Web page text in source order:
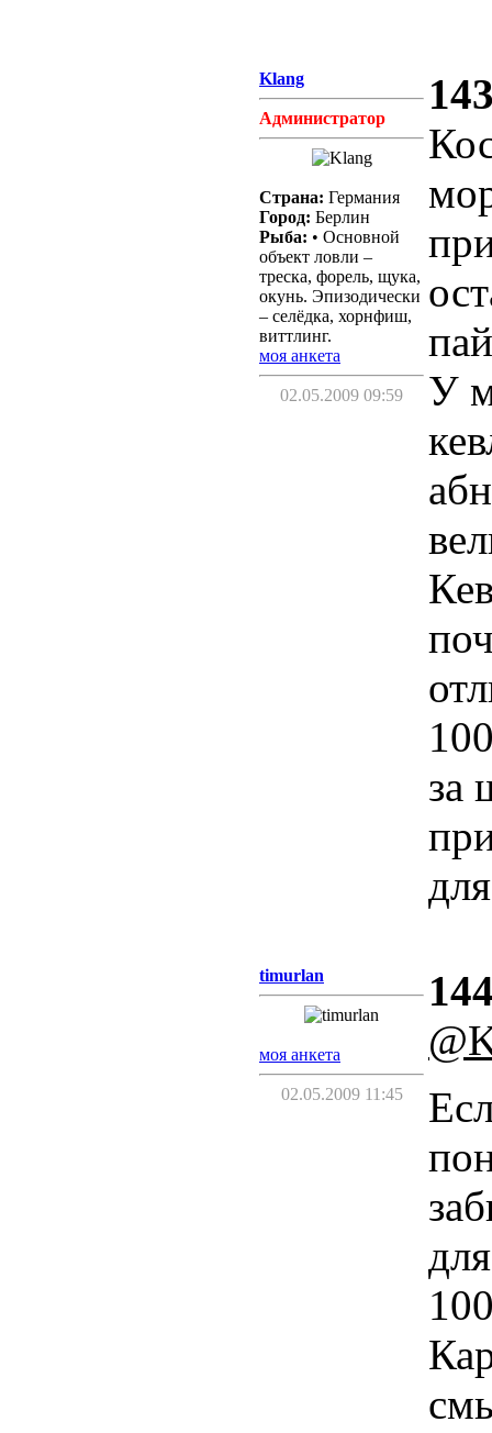
Klang
Администратор
Страна: Германия
Город: Берлин
Рыба: • Основной
объект ловли –
треска, форель, щука,
окунь. Эпизодически
– селёдка, хорнфиш,
виттлинг.
моя анкета
02.05.2009 09:59
У
за
timurlan
моя анкета
02.05.2009 11:45